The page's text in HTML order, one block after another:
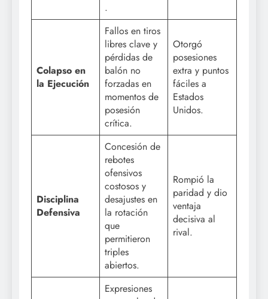
.
Colapso en
la Ejecución
Fallos en tiros
libres clave y
pérdidas de
balón no
forzadas en
momentos de
posesión
crítica.
Otorgó
posesiones
extra y puntos
fáciles a
Estados
Unidos.
Disciplina
Defensiva
Concesión de
rebotes
ofensivos
costosos y
desajustes en
la rotación
que
permitieron
triples
abiertos.
Rompió la
paridad y dio
ventaja
decisiva al
rival.
Expresiones